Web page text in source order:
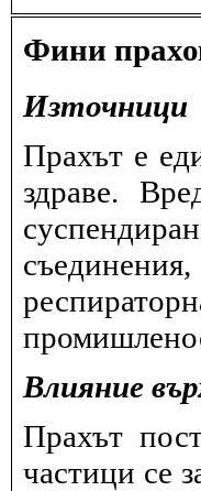
Фини
Източници
Прахът е
здраве.
Влияние
Прахът
частици се